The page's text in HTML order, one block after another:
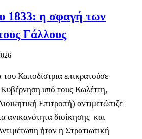
1833: η σφαγή των
Γάλλους
Καποδίστρια επικρατούσε
υπό τους Κωλέττη,
Επιτροπή) αντιμετώπιζε
ανικανότητα διοίκησης και
ήταν η Στρατιωτική